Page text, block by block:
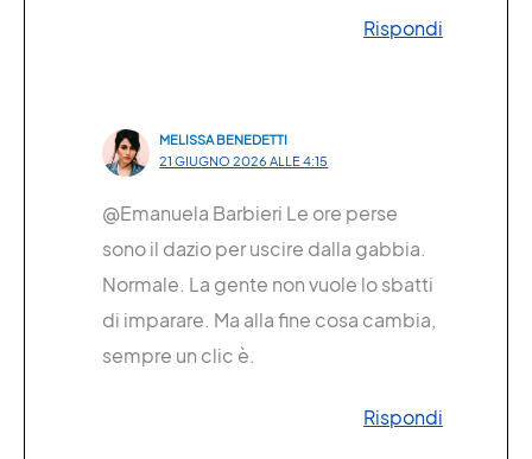
Rispondi
MELISSA BENEDETTI
21 GIUGNO 2026 ALLE 4:15
@Emanuela Barbieri Le ore perse
sono il dazio per uscire dalla gabbia.
Normale. La gente non vuole lo sbatti
di imparare. Ma alla fine cosa cambia,
sempre un clic è.
Rispondi